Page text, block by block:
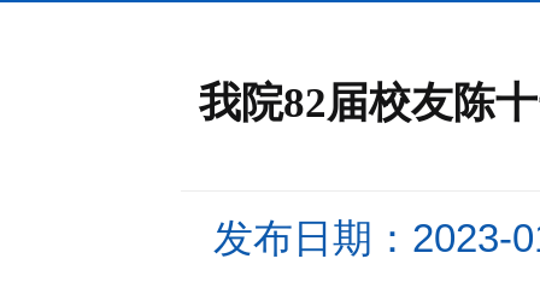
我院82届校友陈
发布日期：2023-